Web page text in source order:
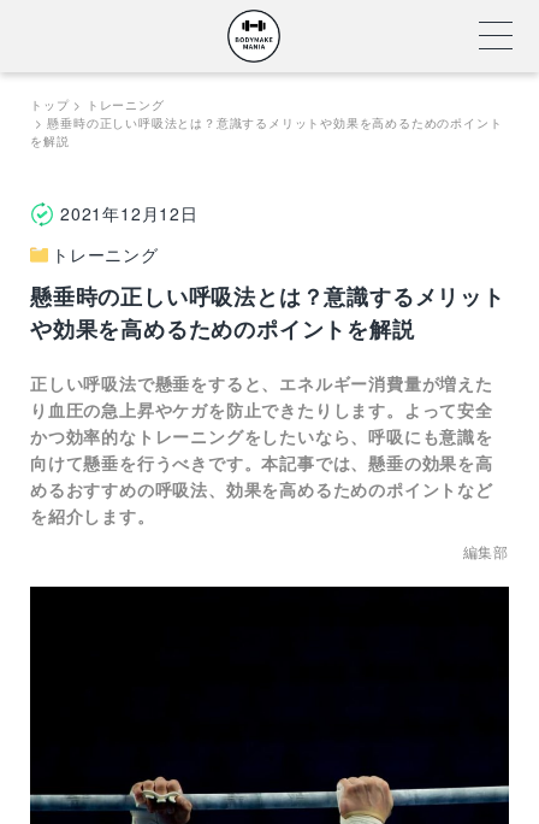
Skipトップ
トレーニング
懸垂時の正しい呼吸法とは？意識するメリットや効果を高めるためのポイント
を解説
2021年12月12日
トレーニング
懸垂時の正しい呼吸法とは？意識するメリット
や効果を高めるためのポイントを解説
正しい呼吸法で懸垂をすると、エネルギー消費量が増えた
り血圧の急上昇やケガを防止できたりします。よって安全
かつ効率的なトレーニングをしたいなら、呼吸にも意識を
向けて懸垂を行うべきです。本記事では、懸垂の効果を高
めるおすすめの呼吸法、効果を高めるためのポイントなど
を紹介します。
編集部